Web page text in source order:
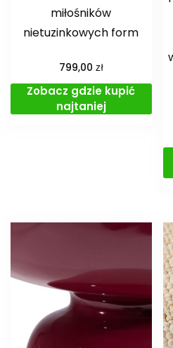
miłośników
nietuzinkowych form
799,00 zł
Zobacz gdzie kupić
najtaniej